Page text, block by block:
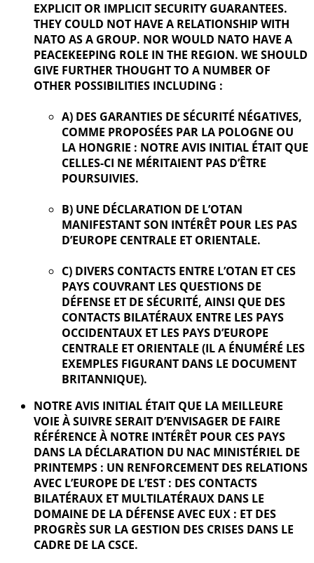
EXPLICIT OR IMPLICIT SECURITY GUARANTEES.
THEY COULD NOT HAVE A RELATIONSHIP WITH
NATO AS A GROUP. NOR WOULD NATO HAVE A
PEACEKEEPING ROLE IN THE REGION. WE SHOULD
GIVE FURTHERTHOUGHT TO A NUMBER OF
OTHER POSSIBILITIES INCLUDING :
A) DES GARANTIES DE SÉCURITÉ NÉGATIVES,
COMME PROPOSÉES PAR LA POLOGNE OU
LA HONGRIE : NOTRE AVIS INITIAL ÉTAIT QUE
CELLES-CI NE MÉRITAIENT PAS D’ÊTRE
POURSUIVIES.
B) UNE DÉCLARATION DE L’OTAN
MANIFESTANT SON INTÉRÊT POUR LES PAS
D’EUROPE CENTRALE ET ORIENTALE.
C) DIVERS CONTACTS ENTRE L’OTAN ET CES
PAYS COUVRANT LES QUESTIONS DE
DÉFENSE ET DE SÉCURITÉ, AINSI QUE DES
CONTACTS BILATÉRAUX ENTRE LES PAYS
OCCIDENTAUX ET LES PAYS D’EUROPE
CENTRALE ET ORIENTALE (IL A ÉNUMÉRÉ LES
EXEMPLES FIGURANT DANS LE DOCUMENT
BRITANNIQUE).
NOTRE AVIS INITIAL ÉTAIT QUE LA MEILLEURE
VOIE À SUIVRE SERAIT D’ENVISAGER DE FAIRE
RÉFÉRENCE À NOTRE INTÉRÊT POUR CES PAYS
DANS LA DÉCLARATION DU NAC MINISTÉRIEL DE
PRINTEMPS : UN RENFORCEMENT DES RELATIONS
AVEC L’EUROPE DE L’EST : DES CONTACTS
BILATÉRAUX ET MULTILATÉRAUX DANS LE
DOMAINE DE LA DÉFENSE AVEC EUX : ET DES
PROGRÈS SUR LA GESTION DES CRISES DANS LE
CADRE DE LA CSCE.